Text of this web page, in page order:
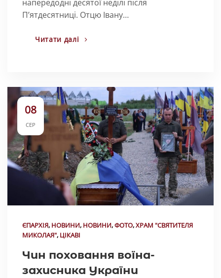
напередодні десятої неділі після
Пʼятдесятниці. Отцю Івану…
Читати далі
08
СЕР
ЄПАРХІЯ, НОВИНИ, НОВИНИ,ФОТО,ХРАМ "СВЯТИТЕЛЯ
МИКОЛАЯ", ЦІКАВІ
Чин поховання воїна-
захисника України